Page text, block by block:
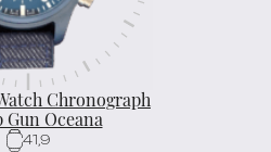
Chronograph
Gun Oceana
41,9